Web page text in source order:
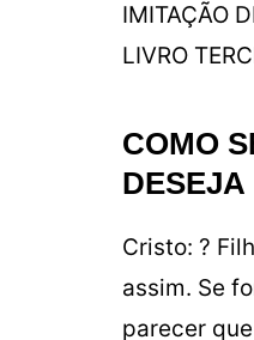
IMITAÇÃO
LIVRO
COMO
DESEJA
Cristo: ?
assim. Se
parecer